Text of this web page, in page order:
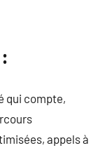
qui compte,
appels à